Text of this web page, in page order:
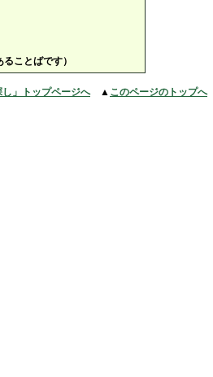
ことばです）
し」トップページへ▲ このページのトップへ